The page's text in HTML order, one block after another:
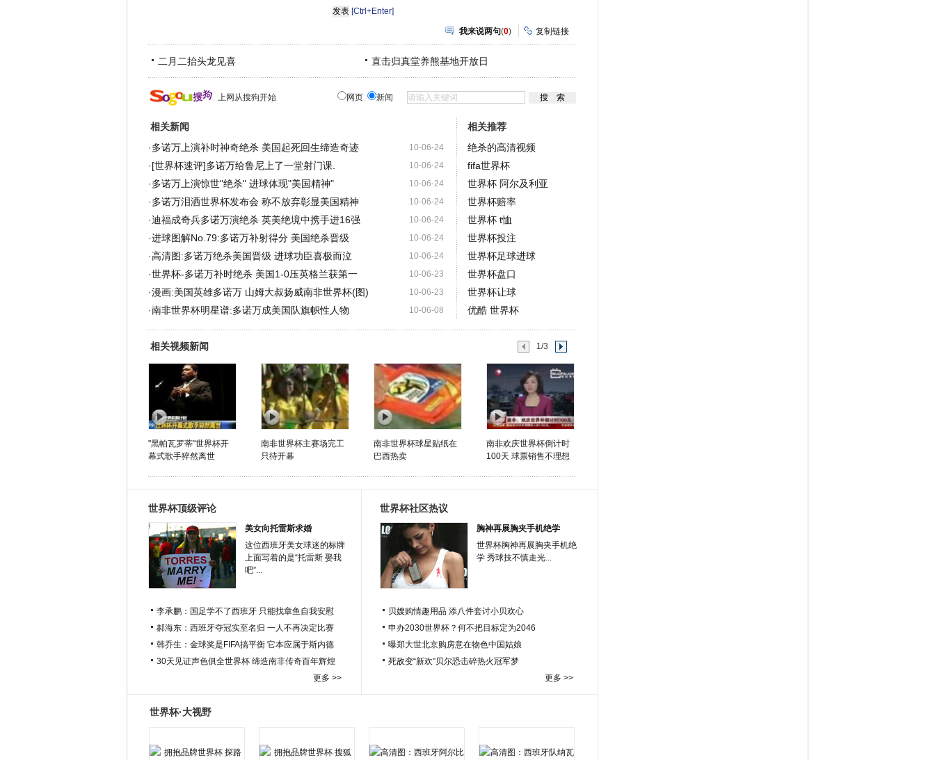
[Ctrl+Enter]
我来说两句(0) 复制链接
二月二抬头龙见喜 直击归真堂养熊基地开放日
上网从搜狗开始 网页 新闻
相关新闻
10-06-24
·多诺万上演补时神奇绝杀 美国起死回生缔造奇迹
10-06-24
·[世界杯速评]多诺万给鲁尼上了一堂射门课.
10-06-24
·多诺万上演惊世"绝杀" 进球体现"美国精神"
10-06-24
·多诺万泪洒世界杯发布会 称不放弃彰显美国精神
10-06-24
·迪福成奇兵多诺万演绝杀 英美绝境中携手进16强
10-06-24
·进球图解No.79:多诺万补射得分 美国绝杀晋级
10-06-24
·高清图:多诺万绝杀美国晋级 进球功臣喜极而泣
10-06-23
·世界杯-多诺万补时绝杀 美国1-0压英格兰获第一
10-06-23
·漫画:美国英雄多诺万 山姆大叔扬威南非世界杯(图)
10-06-08
·南非世界杯明星谱:多诺万成美国队旗帜性人物
相关推荐
绝杀的高清视频
fifa世界杯
世界杯 阿尔及利亚
世界杯赔率
世界杯 t恤
世界杯投注
世界杯足球进球
世界杯盘口
世界杯让球
优酷 世界杯
相关视频新闻 1/3
"黑帕瓦罗蒂"世界杯开
幕式歌手猝然离世
南非世界杯主赛场完工
只待开幕
南非世界杯球星贴纸在
巴西热卖
南非欢庆世界杯倒计时
100天 球票销售不理想
世界杯顶级评论
美女向托雷斯求婚
这位西班牙美女球迷的标牌
上面写着的是“托雷斯 娶我
吧”...
李承鹏：国足学不了西班牙 只能找章鱼自我安慰
郝海东：西班牙夺冠实至名归 一人不再决定比赛
韩乔生：金球奖是FIFA搞平衡 它本应属于斯内德
30天见证声色俱全世界杯 缔造南非传奇百年辉煌
更多 >>
世界杯社区热议
胸神再展胸夹手机绝学
世界杯胸神再展胸夹手机绝
学 秀球技不慎走光...
贝嫂购情趣用品 添八件套讨小贝欢心
申办2030世界杯？何不把目标定为2046
曝郑大世北京购房意在物色中国姑娘
死敌变“新欢”贝尔恐击碎热火冠军梦
更多 >>
世界杯·大视野